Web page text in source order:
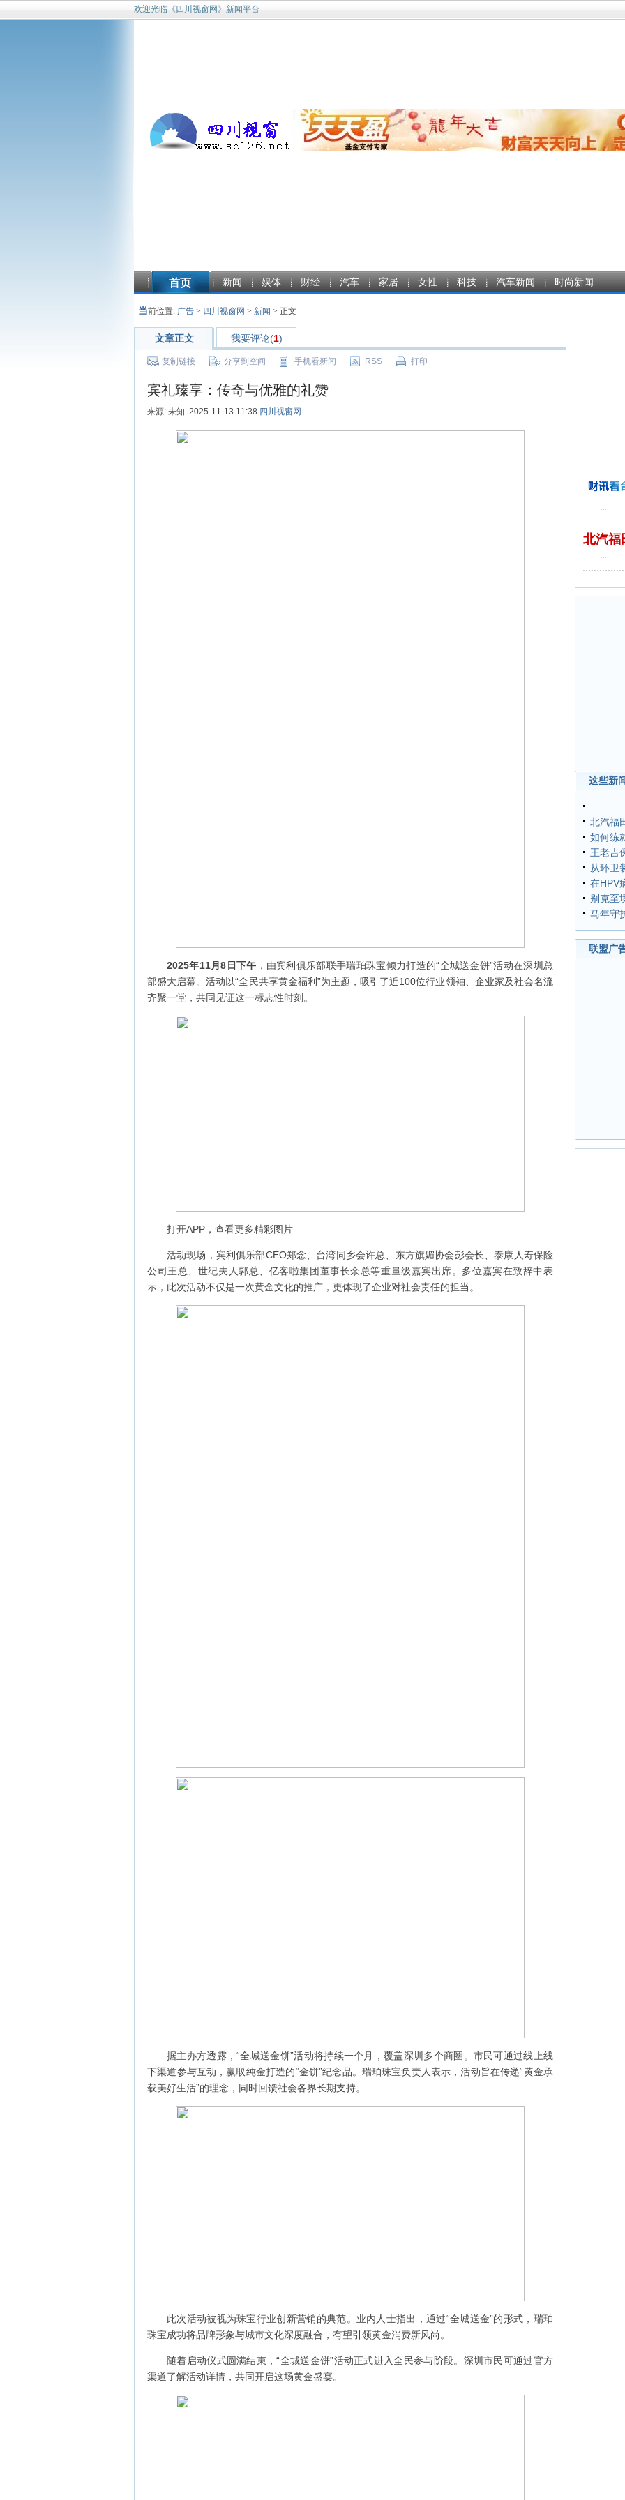
欢迎光临《四川视窗网》新闻平台
首页 新闻 娱体 财经 汽车 家居 女性 科技 汽车新闻 时尚新闻
当前位置: 广告 > 四川视窗网 > 新闻 > 正文
文章正文 我要评论(1)
复制链接 分享到空间 手机看新闻 RSS 打印
宾礼臻享：传奇与优雅的礼赞
来源: 未知 2025-11-13 11:38 四川视窗网
2025年11月8日下午 ，由宾利俱乐部联手瑞珀珠宝倾力打造的“全城送金饼”活动在深圳总
部盛大启幕。活动以“全民共享黄金福利”为主题，吸引了近100位行业领袖、企业家及社会名流
齐聚一堂，共同见证这一标志性时刻。
打开APP，查看更多精彩图片
活动现场，宾利俱乐部CEO郑念、台湾同乡会许总、东方旗媚协会彭会长、泰康人寿保险
公司王总、世纪夫人郭总、亿客啦集团董事长余总等重量级嘉宾出席。多位嘉宾在致辞中表
示，此次活动不仅是一次黄金文化的推广，更体现了企业对社会责任的担当。
据主办方透露，“全城送金饼”活动将持续一个月，覆盖深圳多个商圈。市民可通过线上线
下渠道参与互动，赢取纯金打造的“金饼”纪念品。瑞珀珠宝负责人表示，活动旨在传递“黄金承
载美好生活”的理念，同时回馈社会各界长期支持。
此次活动被视为珠宝行业创新营销的典范。业内人士指出，通过“全城送金”的形式，瑞珀
珠宝成功将品牌形象与城市文化深度融合，有望引领黄金消费新风尚。
随着启动仪式圆满结束，“全城送金饼”活动正式进入全民参与阶段。深圳市民可通过官方
渠道了解活动详情，共同开启这场黄金盛宴。
...
北汽福
...
这些新
北汽福
如何练
王老吉
从环卫
在HPV
别克至
马年守
联盟广